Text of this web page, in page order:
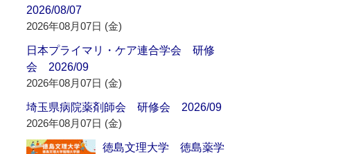
2026/08/07
2026年08月07日 (金)
日本プライマリ・ケア連合学会 研修
会 2026/09
2026年08月07日 (金)
埼玉県病院薬剤師会 研修会 2026/09
2026年08月07日 (金)
徳島文理大学 徳島薬学